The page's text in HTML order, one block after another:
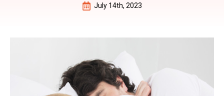
July 14th, 2023